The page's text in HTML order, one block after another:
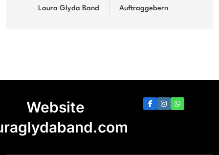
Laura Glyda Band
Auftraggebern
Website